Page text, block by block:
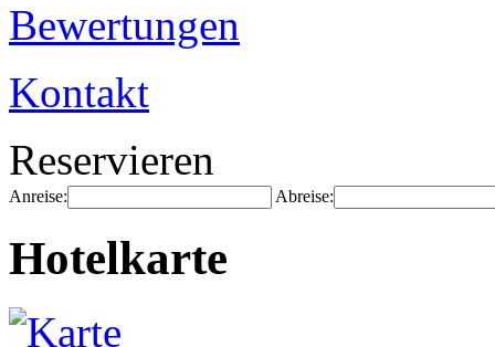
Bewertungen
Kontakt
Reservieren
Anreise: Abreise:
Hotelkarte